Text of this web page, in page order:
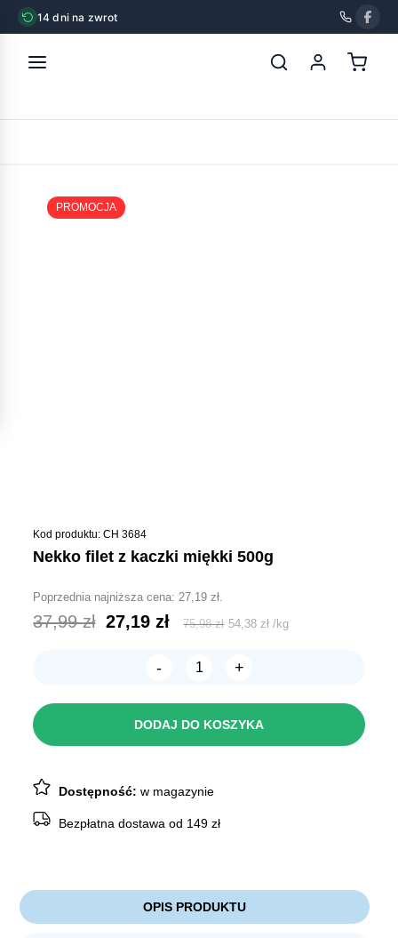
14 dni na zwrot
POWRÓT
PROMOCJA
Kod produktu: CH 3684
nekko filet z kaczki miękki 500g
Poprzednia najniższa cena:27,19zł.
37,99zł Pierwotna
wynosiła:
37,99 zł.
27,19złAktualna
wynosi:
27,19 zł.
75,98zł 54,38zł /kg
-
ilość
Kaczki
+
DODAJ DO KOSZYKA
Dostępność:w magazynie
Bezpłatna dostawa od 149 zł
OPIS PRODUKTU